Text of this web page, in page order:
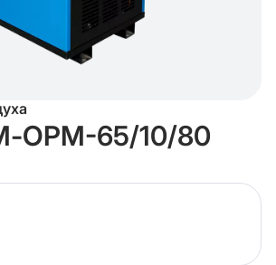
ОРМ-65/10/80